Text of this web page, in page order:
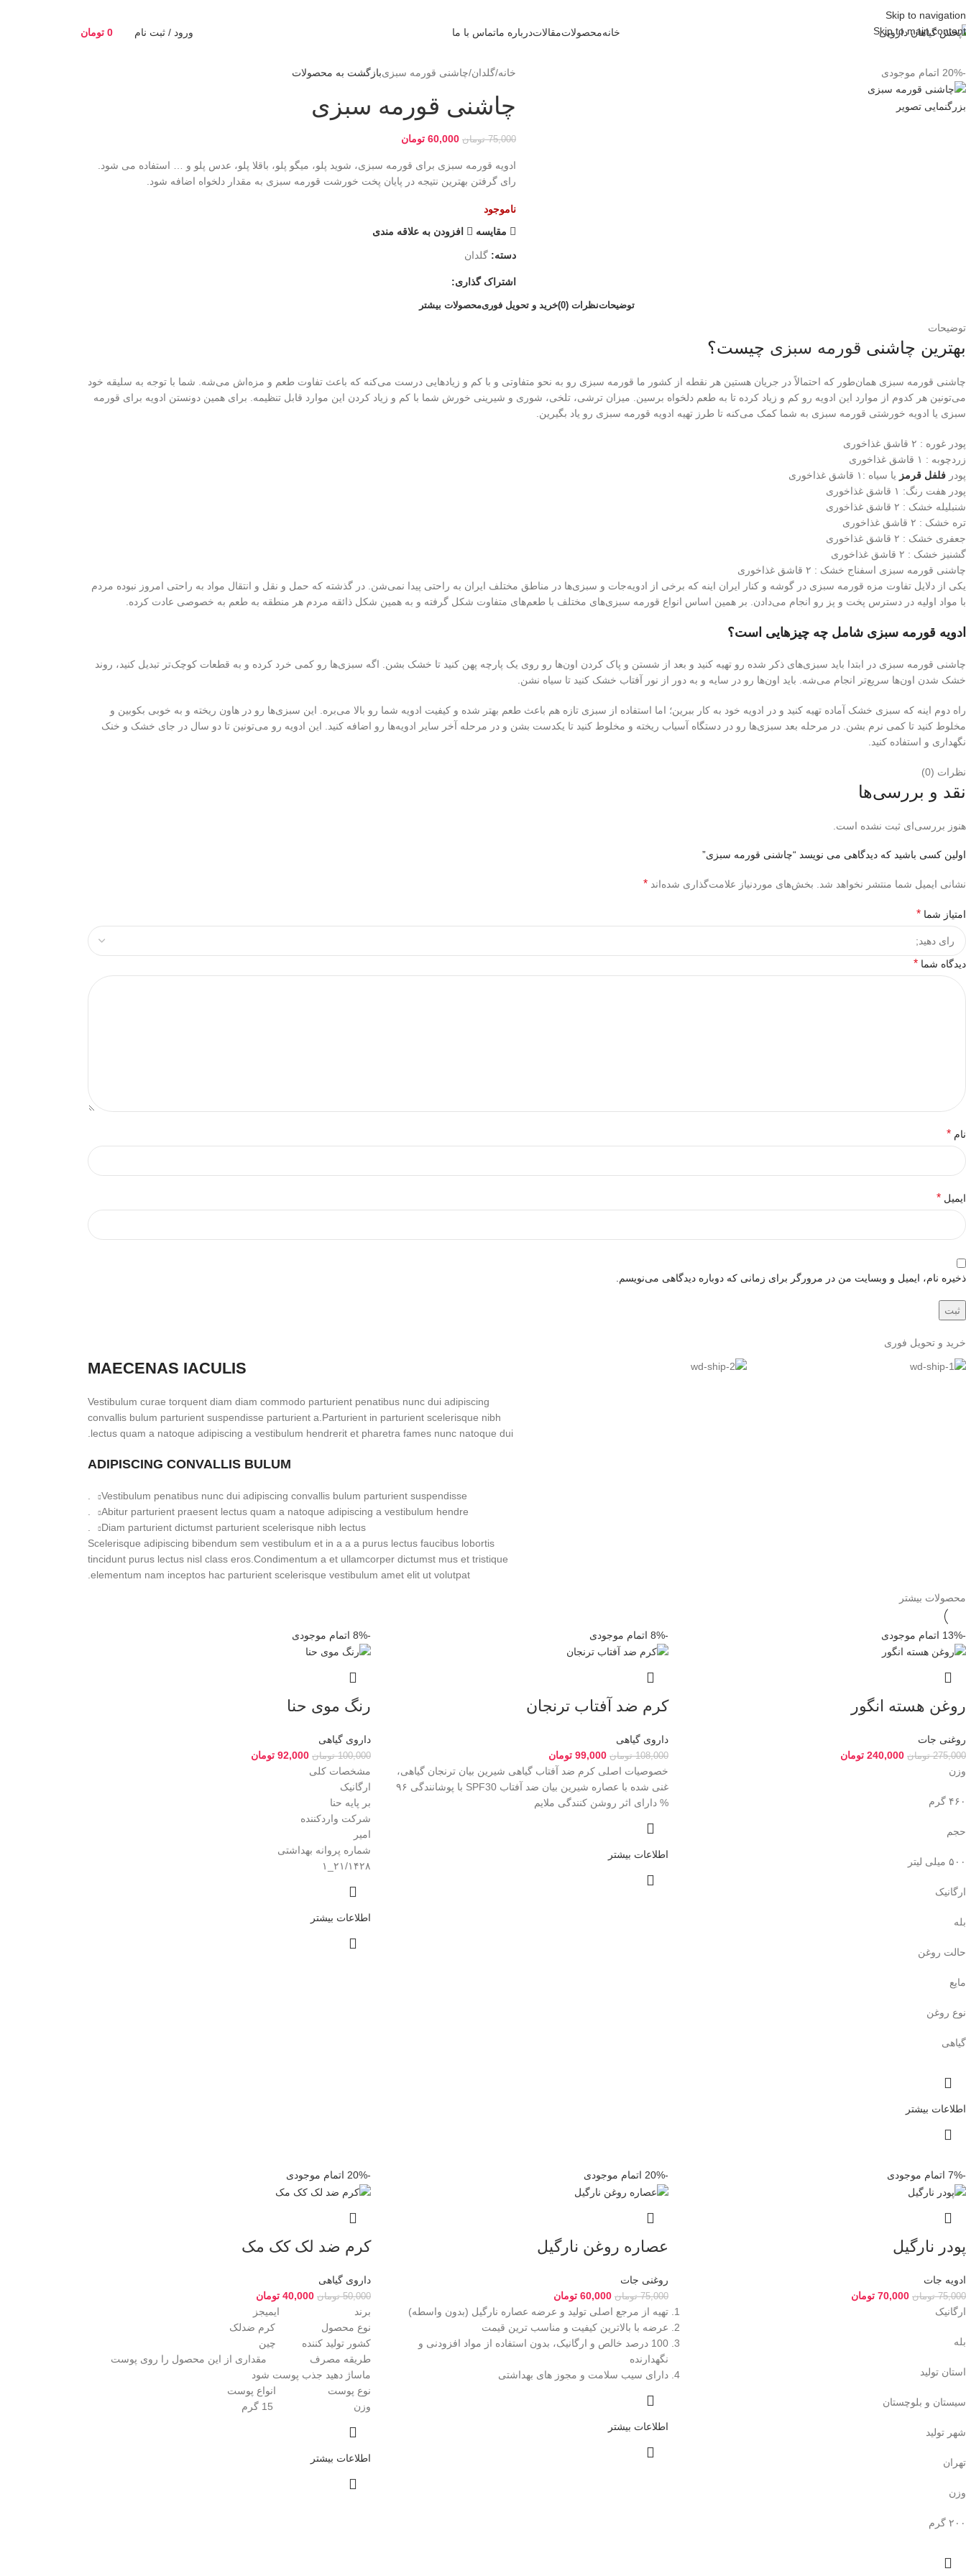
Skip to navigation
Skip to main content
خانهمحصولاتمقالاتدرباره ماتماس با ما ورود / ثبت نام 0 تومان
-20% اتمام موجودی
بزرگنمایی تصویر
خانه گلدان چاشنی قورمه سبزیبازگشت به محصولات
چاشنی قورمه سبزی
75,000 تومان 60,000 تومان
ادویه قورمه سبزی برای قورمه سبزی، شوید پلو، میگو پلو، باقلا پلو، عدس پلو و … استفاده می شود.
رای گرفتن بهترین نتیجه در پایان پخت خورشت قورمه سبزی به مقدار دلخواه اضافه شود.
ناموجود
مقایسه
افزودن به علاقه مندی
دسته: گلدان
اشتراک گذاری:
توضیحاتنظرات (0) خرید و تحویل فوریمحصولات بیشتر
توضیحات
بهترین چاشنی قورمه سبزی چیست؟
چاشنی قورمه سبزی همان‌طور که احتمالاً در جریان هستین هر نقطه از کشور ما قورمه سبزی رو به نحو متفاوتی و با کم و زیادهایی درست می‌کنه که باعث تفاوت طعم و مزه‌اش می‌شه. شما با توجه به سلیقه خود
می‌تونین هر کدوم از موارد این ادویه رو کم و زیاد کرده تا به طعم دلخواه برسین. میزان ترشی، تلخی، شوری و شیرینی خورش شما با کم و زیاد کردن این موارد قابل تنظیمه. برای همین دونستن ادویه برای قورمه
سبزی یا ادویه خورشتی قورمه سبزی به شما کمک می‌کنه تا طرز تهیه ادویه قورمه سبزی رو یاد بگیرین.
پودر غوره : ۲ قاشق غذاخوری
زردچوبه : ۱ قاشق غذاخوری
پودر فلفل قرمز یا سیاه :۱ قاشق غذاخوری
پودر هفت رنگ: ۱ قاشق غذاخوری
شنبلیله خشک : ۲ قاشق غذاخوری
تره خشک : ۲ قاشق غذاخوری
جعفری خشک : ۲ قاشق غذاخوری
گشنیز خشک : ۲ قاشق غذاخوری
چاشنی قورمه سبزی اسفناج خشک : ۲ قاشق غذاخوری
یکی از دلایل تفاوت مزه قورمه سبزی در گوشه و کنار ایران اینه که برخی از ادویه‌جات و سبزی‌ها در مناطق مختلف ایران به راحتی پیدا نمی‌شن. در گذشته که حمل و نقل و انتقال مواد به راحتی امروز نبوده مردم
با مواد اولیه در دسترس پخت و پز رو انجام می‌دادن. بر همین اساس انواع قورمه سبزی‌های مختلف با طعم‌های متفاوت شکل گرفته و به همین شکل ذائقه مردم هر منطقه به طعم به خصوصی عادت کرده.
ادویه قورمه سبزی شامل چه چیزهایی است؟
چاشنی قورمه سبزی در ابتدا باید سبزی‌های ذکر شده رو تهیه کنید و بعد از شستن و پاک کردن اون‌ها رو روی یک پارچه پهن کنید تا خشک بشن. اگه سبزی‌ها رو کمی خرد کرده و به قطعات کوچک‌تر تبدیل کنید، روند
خشک شدن اون‌ها سریع‌تر انجام می‌شه. باید اون‌ها رو در سایه و به دور از نور آفتاب خشک کنید تا سیاه نشن.
راه دوم اینه که سبزی خشک آماده تهیه کنید و در ادویه خود به کار ببرین؛ اما استفاده از سبزی تازه هم باعث طعم بهتر شده و کیفیت ادویه شما رو بالا می‌بره. این سبزی‌ها رو در هاون ریخته و به خوبی بکوبین و
مخلوط کنید تا کمی نرم بشن. در مرحله بعد سبزی‌ها رو در دستگاه آسیاب ریخته و مخلوط کنید تا یکدست بشن و در مرحله آخر سایر ادویه‌ها رو اضافه کنید. این ادویه رو می‌تونین تا دو سال در جای خشک و خنک
نگهداری و استفاده کنید.
نظرات (0)
نقد و بررسی‌ها
هنوز بررسی‌ای ثبت نشده است.
اولین کسی باشید که دیدگاهی می نویسد “چاشنی قورمه سبزی”
نشانی ایمیل شما منتشر نخواهد شد. بخش‌های موردنیاز علامت‌گذاری شده‌اند *
امتیاز شما *
دیدگاه شما *
نام *
ایمیل *
ذخیره نام، ایمیل و وبسایت من در مرورگر برای زمانی که دوباره دیدگاهی می‌نویسم.
خرید و تحویل فوری
MAECENAS IACULIS
Vestibulum curae torquent diam diam commodo parturient penatibus nunc dui adipiscing
convallis bulum parturient suspendisse parturient a.Parturient in parturient scelerisque nibh
lectus quam a natoque adipiscing a vestibulum hendrerit et pharetra fames nunc natoque dui.
ADIPISCING CONVALLIS BULUM
Vestibulum penatibus nunc dui adipiscing convallis bulum parturient suspendisse.
Abitur parturient praesent lectus quam a natoque adipiscing a vestibulum hendre.
Diam parturient dictumst parturient scelerisque nibh lectus.
Scelerisque adipiscing bibendum sem vestibulum et in a a a purus lectus faucibus lobortis
tincidunt purus lectus nisl class eros.Condimentum a et ullamcorper dictumst mus et tristique
elementum nam inceptos hac parturient scelerisque vestibulum amet elit ut volutpat.
محصولات بیشتر
-13% اتمام موجودی
روغن هسته انگور
روغنی جات
275,000 تومان 240,000 تومان
وزن
۴۶۰ گرم
حجم
۵۰۰ میلی لیتر
ارگانیک
بله
حالت روغن
مایع
نوع روغن
گیاهی
اطلاعات بیشتر
-8% اتمام موجودی
کرم ضد آفتاب ترنجان
داروی گیاهی
108,000 تومان 99,000 تومان
خصوصیات اصلی کرم ضد آفتاب گیاهی شیرین بیان ترنجان گیاهی،
غنی شده با عصاره شیرین بیان ضد آفتاب SPF30 با پوشانندگی ۹۶
% دارای اثر روشن کنندگی ملایم
اطلاعات بیشتر
-8% اتمام موجودی
رنگ موی حنا
داروی گیاهی
100,000 تومان 92,000 تومان
مشخصات کلی
ارگانیک
بر پایه حنا
شرکت واردکننده
امیر
شماره پروانه بهداشتی
۲۱/۱۴۲۸_۱
اطلاعات بیشتر
-7% اتمام موجودی
پودر نارگیل
ادویه جات
75,000 تومان 70,000 تومان
ارگانیک
بله
استان تولید
سیستان و بلوچستان
شهر تولید
تهران
وزن
۲۰۰ گرم
-20% اتمام موجودی
عصاره روغن نارگیل
روغنی جات
75,000 تومان 60,000 تومان
تهیه از مرجع اصلی تولید و عرضه عصاره نارگیل (بدون واسطه)
عرضه با بالاترین کیفیت و مناسب ترین قیمت
100 درصد خالص و ارگانیک، بدون استفاده از مواد افزودنی و
نگهدارنده
دارای سیب سلامت و مجوز های بهداشتی
اطلاعات بیشتر
-20% اتمام موجودی
کرم ضد لک کک مک
داروی گیاهی
50,000 تومان 40,000 تومان
برند ایمیجز
نوع محصول کرم ضدلک
کشور تولید کننده چین
طریقه مصرف مقداری از این محصول را روی پوست
ماساژ دهید جذب پوست شود
نوع پوست انواع پوست
وزن 15 گرم
اطلاعات بیشتر